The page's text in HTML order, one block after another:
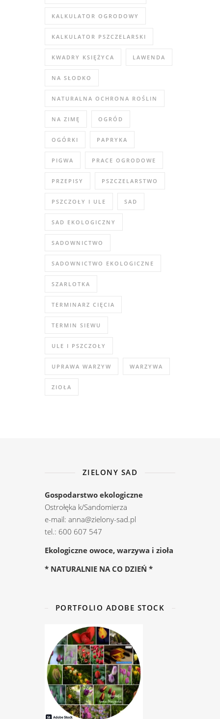
KALKULATOR OGRODOWY
KALKULATOR PSZCZELARSKI
KWADRY KSIĘŻYCA LAWENDA
NA SŁODKO
NATURALNA OCHRONA ROŚLIN
NA ZIMĘ OGRÓD
OGÓRKI PAPRYKA
PIGWA PRACE OGRODOWE
PRZEPISY PSZCZELARSTWO
PSZCZOŁY I ULE SAD
SAD EKOLOGICZNY
SADOWNICTWO
SADOWNICTWO EKOLOGICZNE
SZARLOTKA
TERMINARZ CIĘCIA
TERMIN SIEWU
ULE I PSZCZOŁY
UPRAWA WARZYW WARZYWA
ZIOŁA
ZIELONY SAD
Gospodarstwo ekologiczne
Ostrołęka k/Sandomierza
e-mail: anna@zielony-sad.pl
tel.: 600 607 547
Ekologiczne owoce, warzywa i zioła
* NATURALNIE NA CO DZIEŃ *
PORTFOLIO ADOBE STOCK